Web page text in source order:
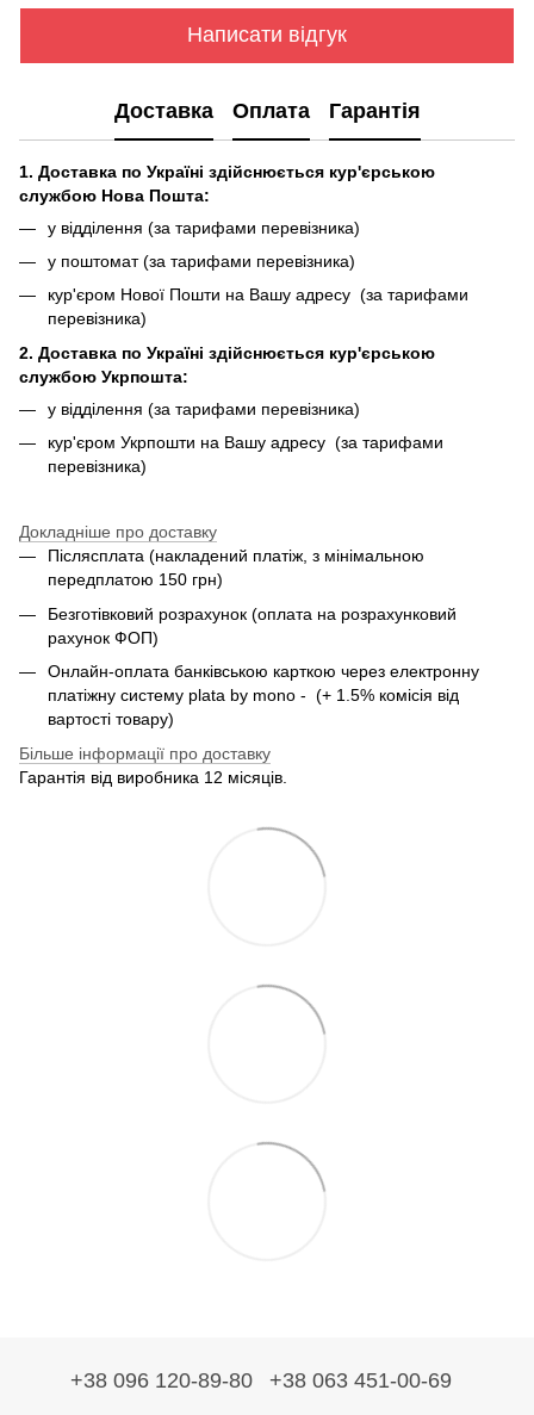
Написати відгук
Доставка Оплата Гарантія
1. Доставка по Україні здійснюється кур'єрською
службою Нова Пошта:
у відділення (за тарифами перевізника)
у поштомат (за тарифами перевізника)
кур'єром Нової Пошти на Вашу адресу (за тарифами
перевізника)
2. Доставка по Україні здійснюється кур'єрською
службою Укрпошта:
у відділення (за тарифами перевізника)
кур'єром Укрпошти на Вашу адресу (за тарифами
перевізника)
Докладніше про доставку
Післясплата (накладений платіж, з мінімальною
передплатою 150 грн)
Безготівковий розрахунок (оплата на розрахунковий
рахунок ФОП)
Онлайн-оплата банківською карткою через електронну
платіжну систему plata by mono - (+ 1.5% комісія від
вартості товару)
Більше інформації про доставку
Гарантія від виробника 12 місяців.
+38 096 120-89-80 +38 063 451-00-69